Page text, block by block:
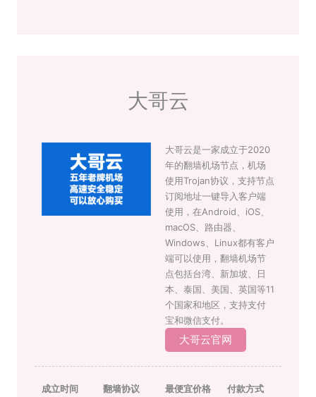
大哥云
大哥云是一家成立于2020
年的翻墙机场节点，机场
使用Trojan协议，支持节点
订阅地址一键导入客户端
使用，在Android、iOS、
macOS、路由器、
Windows、Linux都有客户
端可以使用，翻墙机场节
点包括台湾、新加坡、日
本、泰国、美国、英国等11
个国家和地区，支持支付
宝和微信支付。
大哥云官网
成立时间
翻墙协议
最便宜价格
付款方式